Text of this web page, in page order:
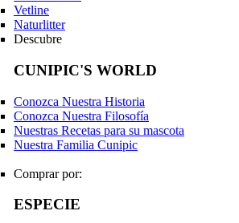
Vetline
Naturlitter
Descubre
CUNIPIC'S WORLD
Conozca Nuestra Historia
Conozca Nuestra Filosofía
Nuestras Recetas para su mascota
Nuestra Familia Cunipic
Comprar por:
ESPECIE